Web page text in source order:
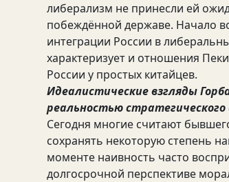
либерализм не принесли ей
побеждённой державе. Начало
интеграции России в
характеризует и отношения
России у простых китайцев.
Идеалистические взгляды
реальностью
Сегодня многие считают
сохранять некоторую степень
моменте наивность часто
долгосрочной перспективе